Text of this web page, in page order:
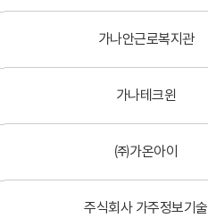
가나안근로복지관
가나테크윈
㈜가온아이
주식회사 가주정보기술